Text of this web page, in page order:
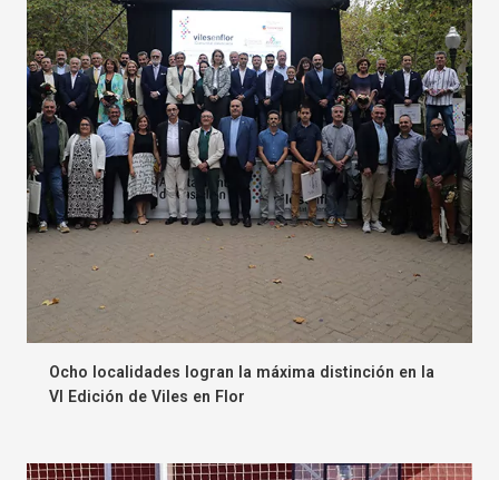
Ocho localidades logran la máxima distinción en la
VI Edición de Viles en Flor